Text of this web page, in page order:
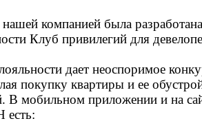
компанией была разработана
Клуб привилегий для
дает неоспоримое
покупку квартиры и ее
В мобильном приложении и на
есть: